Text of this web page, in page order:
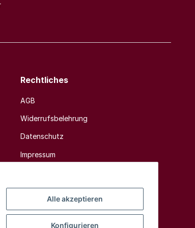
Alle akzeptieren
Konfigurieren
Rechtliches
AGB
Widerrufsbelehrung
Datenschutz
Impressum